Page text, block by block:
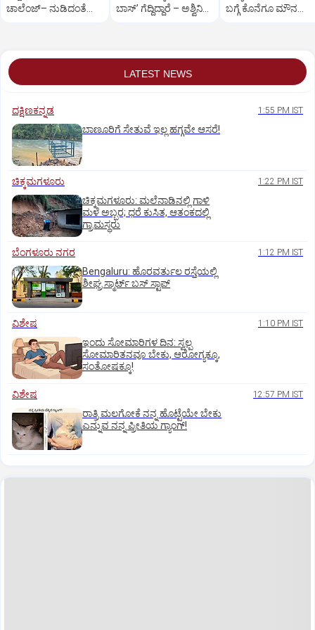
ಚಾಲೆಂಜ್– ನುಡಿದಂತೆ
ಬಾಸ್‌ʼ ಗೆದ್ದಿದ್ದಾರೆ – ಅಶ್ವಿನಿ
ಬಗ್ಗೆ ಕೊನೆಗೂ‌‌ ಮೌನ‌
LATEST NEWS
ದಕ್ಷಿಣಕನ್ನಡ 1:55 PM IST
ಬಾಣೂರಿಗೆ ಸೇತುವೆ ಇಲ್ಲ ಹಗ್ಗವೇ ಆಸರೆ!
ಚಿಕ್ಕಮಗಳೂರು 1:22 PM IST
ಚಿಕ್ಕಮಗಳೂರು: ಮಲೆನಾಡಿನಲ್ಲಿ ಗಾಳಿ
ಮಳೆ ಅಬ್ಬರ; ಧರೆ ಕುಸಿತ, ಆತಂಕದಲ್ಲಿ
ಗ್ರಾಮಸ್ಥರು
ಬೆಂಗಳೂರು ನಗರ 1:12 PM IST
Bengaluru: ಹೊರವರ್ತುಲ ರಸ್ತೆಯಲ್ಲಿ
ಶೀಘ್ರ ಸ್ಮಾರ್ಟ್‌ ಬಸ್‌ ಸ್ಟಾಪ್‌
ವಿಶೇಷ 1:10 PM IST
ಇಂದು ಸೋಮಾರಿಗಳ ದಿನ: ಸ್ವಲ್ಪ
ಸೋಮಾರಿತನವೂ ಬೇಕು, ಆರೋಗ್ಯಕ್ಕೂ,
ಸಂತೋಷಕ್ಕೂ!
ವಿಶೇಷ 12:57 PM IST
ರಾತ್ರಿ ಮಲಗೋಕೆ ನನ್ನ ಹೊಟ್ಟೆಯೇ ಬೇಕು
ಎನ್ನುವ ನನ್ನ ಪ್ರೀತಿಯ ಗ್ಯಾಂಗ್!